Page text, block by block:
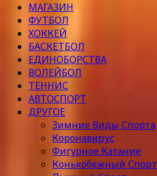
МАГАЗИН
ФУТБОЛ
ХОККЕЙ
БАСКЕТБОЛ
ЕДИНОБОРСТВА
ВОЛЕЙБОЛ
ТЕННИС
АВТОСПОРТ
ДРУГОЕ
Зимние Виды Спорта
Коронавирус
Фигурное Катание
Конькобежный Спорт